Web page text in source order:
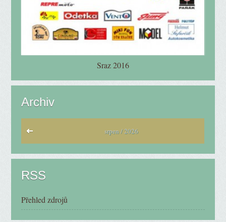
Sraz 2016
Archiv
srpen / 2026
RSS
Přehled zdrojů